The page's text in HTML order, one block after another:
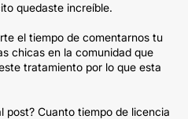
quedaste increíble.
el tiempo de comentarnos tu
chicas en la comunidad que
tratamiento por lo que esta
post? Cuanto tiempo de licencia